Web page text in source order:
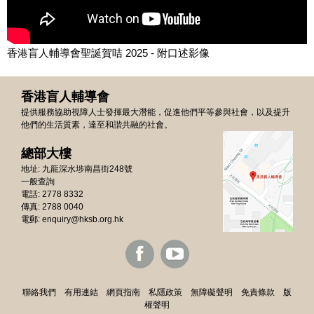
香港盲人輔導會聖誕賀咭 2025 - 附口述影像
香港盲人輔導會
提供服務協助視障人士發揮最大潛能，促進他們平等參與社會，以及提升
他們的生活質素，達至和諧共融的社會。
總部大樓
地址: 九龍深水埗南昌街248號
一般查詢
電話: 2778 8332
傳真: 2788 0040
電郵: enquiry@hksb.org.hk
聯絡我們 有用連結 網頁指南 私隱政策 無障礙聲明 免責條款
版
權聲明